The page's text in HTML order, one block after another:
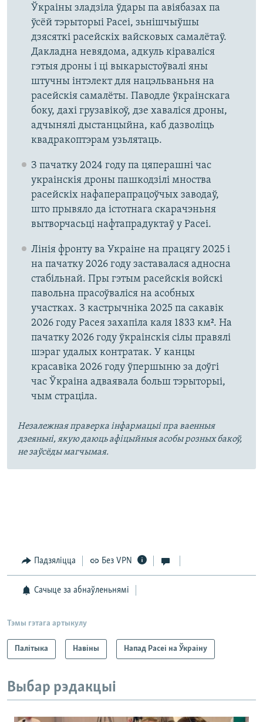
Ўкраіны зладзіла ўдары па авіябазах па
ўсёй тэрыторыі Расеі, зьнішчыўшы
дзясяткі расейскіх вайсковых самалётаў.
Дакладна невядома, адкуль кіраваліся
гэтыя дроны і ці выкарыстоўвалі яны
штучны інтэлект для нацэльваньня на
расейскія самалёты. Паводле ўкраінскага
боку, дахі грузавікоў, дзе хаваліся дроны,
адчынялі дыстанцыйна, каб дазволіць
квадракоптэрам узьлятаць.
З пачатку 2024 году па цяперашні час
украінскія дроны пашкодзілі мноства
расейскіх нафаперапрацоўчых заводаў,
што прывяло да істотнага скарачэньня
вытворчасьці нафтапрадуктаў у Расеі.
Лінія фронту ва Украіне на працягу 2025 і
на пачатку 2026 году заставалася адносна
стабільнай. Пры гэтым расейскія войскі
павольна прасоўваліся на асобных
участках. З кастрычніка 2025 па сакавік
2026 году Расея захапіла каля 1833 км². На
пачатку 2026 году ўкраінскія сілы правялі
шэраг удалых контратак. У канцы
красавіка 2026 году ўпершыню за доўгі
час Ўкраіна адваявала больш тэрыторыі,
чым страціла.
Незалежная праверка інфармацыі пра ваенныя
дзеяньні, якую даюць афіцыйныя асобы розных бакоў,
не заўсёды магчымая.
Падзяліцца Без VPN
Сачыце за абнаўленьнямі
Тэмы гэтага артыкулу
Палітыка Навіны Напад Расеі на Ўкраіну
Выбар рэдакцыі